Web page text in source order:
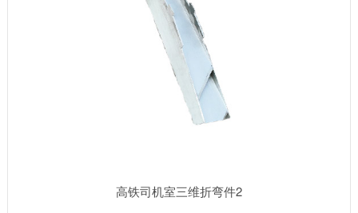
高铁司机室三维折弯件2